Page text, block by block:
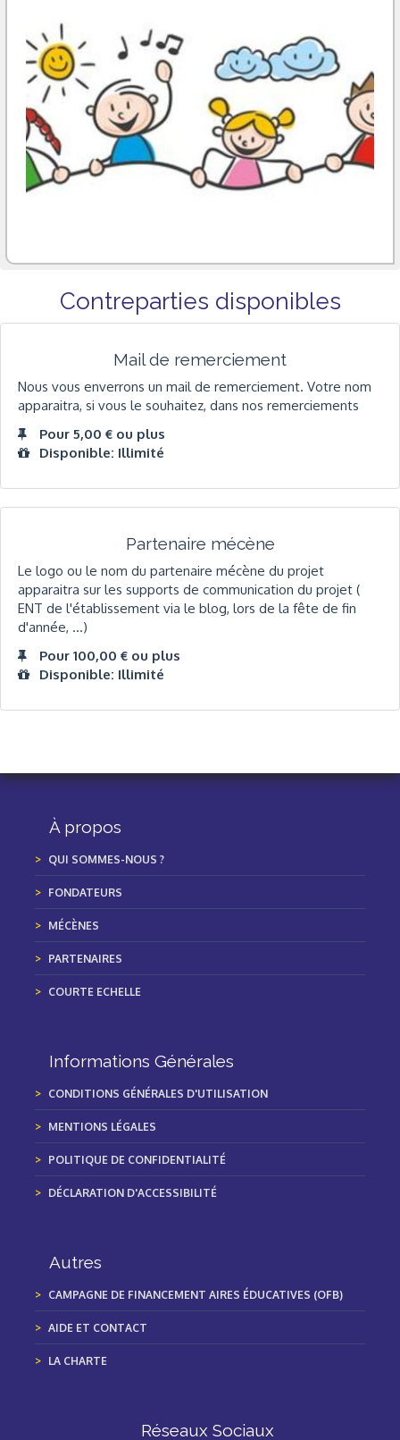
Contreparties disponibles
Mail de remerciement
Nous vous enverrons un mail de remerciement. Votre nom
apparaitra, si vous le souhaitez, dans nos remerciements
Pour 5,00 € ou plus
Disponible: Illimité
Partenaire mécène
Le logo ou le nom du partenaire mécène du projet
apparaitra sur les supports de communication du projet (
ENT de l'établissement via le blog, lors de la fête de fin
d'année, ...)
Pour 100,00 € ou plus
Disponible: Illimité
À propos
QUI SOMMES-NOUS ?
FONDATEURS
MÉCÈNES
PARTENAIRES
COURTE ECHELLE
Informations Générales
CONDITIONS GÉNÉRALES D'UTILISATION
MENTIONS LÉGALES
POLITIQUE DE CONFIDENTIALITÉ
DÉCLARATION D'ACCESSIBILITÉ
Autres
CAMPAGNE DE FINANCEMENT AIRES ÉDUCATIVES (OFB)
AIDE ET CONTACT
LA CHARTE
Réseaux Sociaux